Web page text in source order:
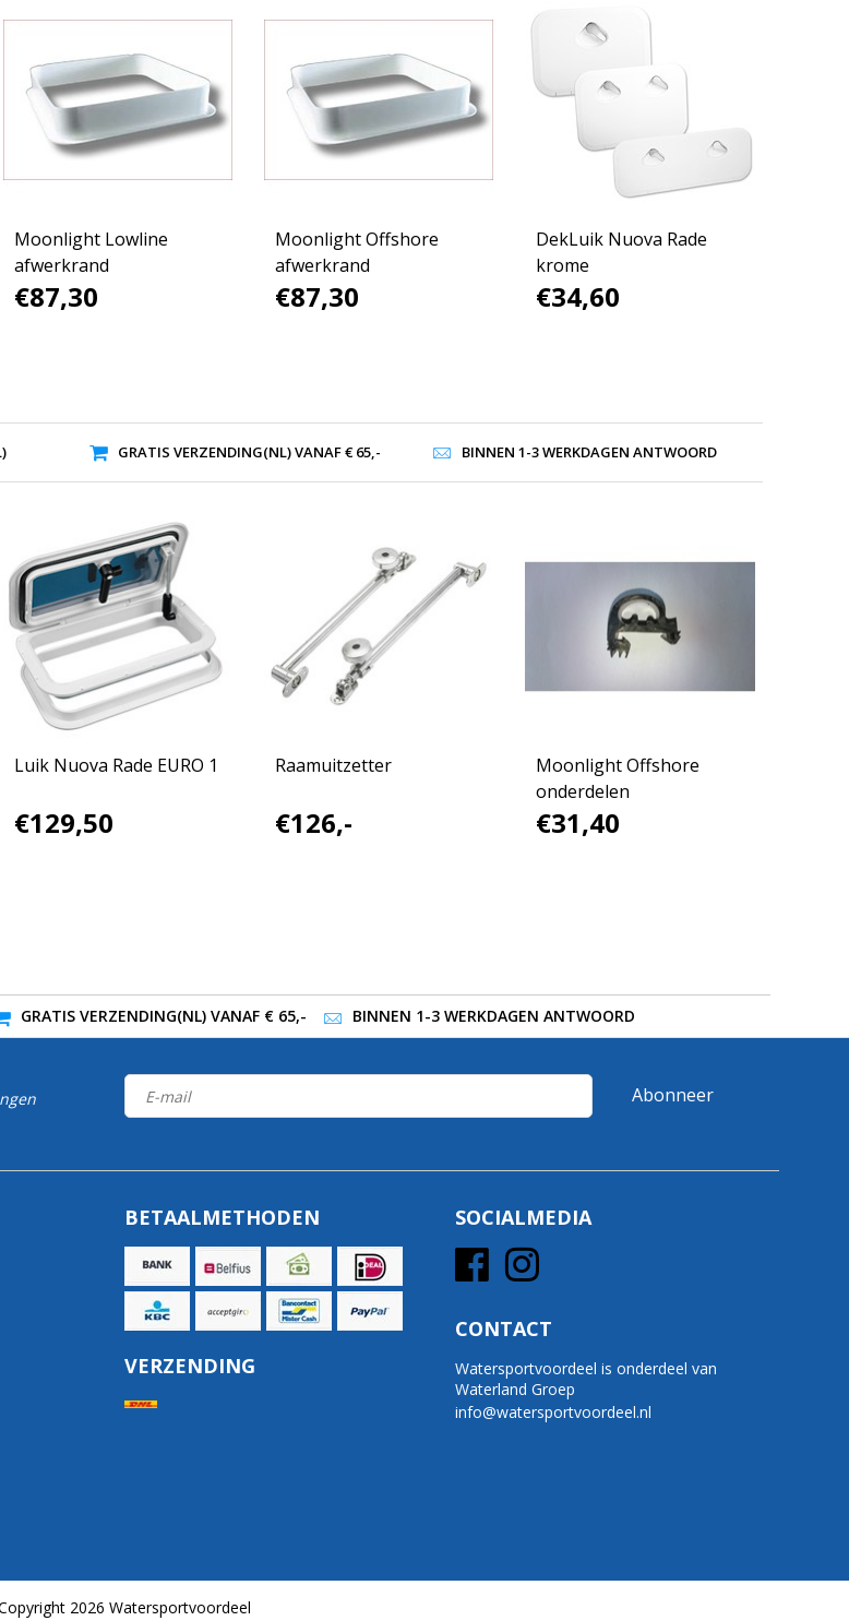
Moonlight Lowline
afwerkrand
€87,30
Moonlight Offshore
afwerkrand
€87,30
DekLuik Nuova Rade
krome
€34,60
GRATIS VERZENDING(NL) VANAF € 65,- BINNEN 1-3 WERKDAGEN ANTWOORD
Luik Nuova Rade EURO 1
€129,50
Raamuitzetter
€126,-
Moonlight Offshore
onderdelen
€31,40
GRATIS VERZENDING(NL) VANAF € 65,- BINNEN 1-3 WERKDAGEN ANTWOORD
Abonneer
BETAALMETHODEN
VERZENDING
SOCIALMEDIA
CONTACT
Watersportvoordeel is onderdeel van
Waterland Groep
info@watersportvoordeel.nl
2026 Watersportvoordeel